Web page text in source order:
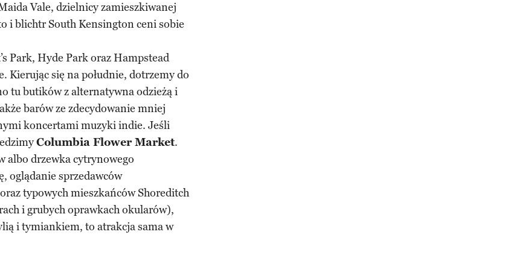
Vale, dzielnicy zamieszkiwanej
i blichtr South Kensington ceni sobie
Park, Hyde Park oraz Hampstead
Kierując się na południe, dotrzemy do
tu butików z alternatywna odzieżą i
barów ze zdecydowanie mniej
koncertami muzyki indie. Jeśli
Columbia Flower Market.
albo drzewka cytrynowego
oglądanie sprzedawców
typowych mieszkańców Shoreditch
i grubych oprawkach okularów),
i tymiankiem, to atrakcja sama w